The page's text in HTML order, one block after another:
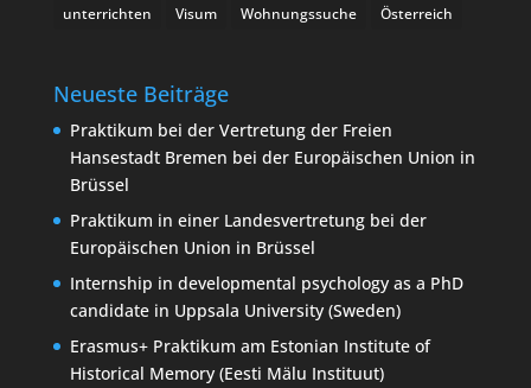
unterrichten
Visum Wohnungssuche Österreich
Neueste Beiträge
Praktikum bei der Vertretung der Freien
Hansestadt Bremen bei der Europäischen Union in
Brüssel
Praktikum in einer Landesvertretung bei der
Europäischen Union in Brüssel
Internship in developmental psychology as a PhD
candidate in Uppsala University (Sweden)
Erasmus+ Praktikum am Estonian Institute of
Historical Memory (Eesti Mälu Instituut)